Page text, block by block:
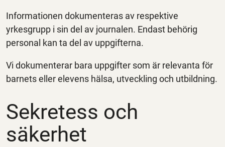
Informationen dokumenteras av respektive
yrkesgrupp i sin del av journalen. Endast behörig
personal kan ta del av uppgifterna.
Vi dokumenterar bara uppgifter som är relevanta för
barnets eller elevens hälsa, utveckling och utbildning.
Sekretess och
säkerhet